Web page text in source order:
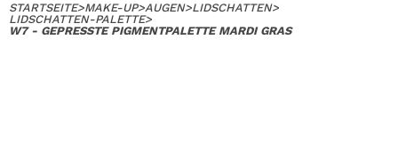
STARTSEITE>MAKE-UP>AUGEN>LIDSCHATTEN>
LIDSCHATTEN-PALETTE>
W7 - GEPRESSTE PIGMENTPALETTE MARDI GRAS